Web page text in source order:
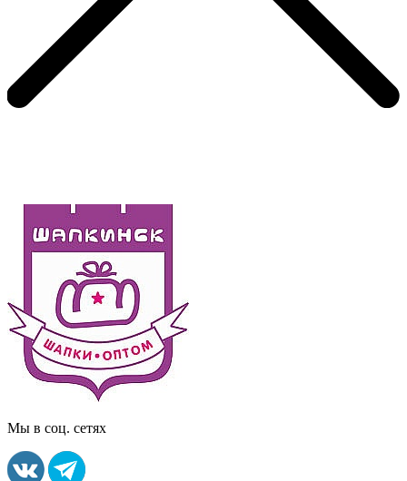
Мы в соц. сетях